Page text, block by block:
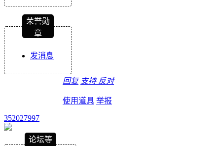
荣誉勋
章
发消息
回复 支持 反对
使用道具 举报
352027997
论坛等